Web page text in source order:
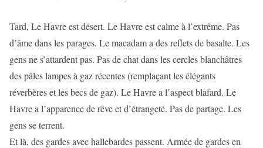
Tard, Le Havre est désert. Le Havre est calme à l’extrême. Pas
d’âme dans les parages. Le macadam a des reflets de basalte. Les
gens ne s’attardent pas. Pas de chat dans les cercles blanchâtres
des pâles lampes à gaz récentes (remplaçant les élégants
réverbères et les becs de gaz). Le Havre a l’aspect blafard. Le
Havre a l’apparence de rêve et d’étrangeté. Pas de partage. Les
gens se terrent.
Et là, des gardes avec hallebardes passent. Armée de gardes en